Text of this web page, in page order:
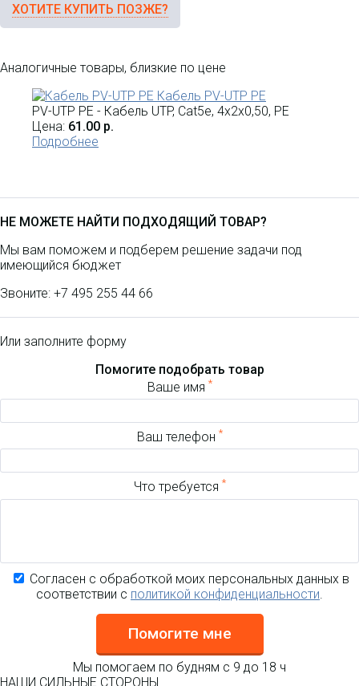
ХОТИТЕ КУПИТЬ ПОЗЖЕ?
Аналогичные товары, близкие по цене
Кабель PV-UTP PE
PV-UTP PE - Кабель UTP, Cat5e, 4х2х0,50, PE
Цена: 61.00 р.
Подробнее
НЕ МОЖЕТЕ НАЙТИ ПОДХОДЯЩИЙ ТОВАР?
Мы вам поможем и подберем решение задачи под
имеющийся бюджет
Звоните: +7 495 255 44 66
Или заполните форму
Помогите подобрать товар
Ваше имя *
Ваш телефон *
Что требуется *
Согласен с обработкой моих персональных данных в
соответствии с политикой конфиденциальности
Помогите мне
Мы помогаем по будням с 9 до 18 ч
НАШИ СИЛЬНЫЕ СТОРОНЫ